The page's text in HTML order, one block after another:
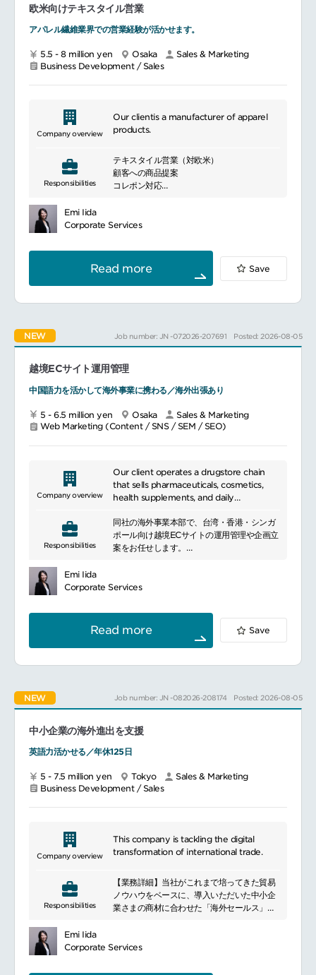
to collaborate with teammates from
around the world to ensure consistency
and accuracy across all regions for any
━━━━━━━━━━━━━━━
■Responsibilities
acquisition, engagement and retention,
as well as effective general marketing
Together with the team, solidify product
positioning, author key messaging, and
help develop marketing campaigns.
Define and successfully implement go-
fellow marketing colleagues and cross-
Management, Business Development,
Operations, Communications, and Legal.
Own and manage the marketing budget
programs.
Collaborate with cross-functional team
cultivate strong working relationships
with project team members, including
regular and reliable attendance and
participation in meetings.
Nurture relationships with key
global alignment on major marketing
Guide the team in a multi-cultural
environment.
Required in-office attendance 3 days a
Thursdays.
━━━━━━━━━━━━━━━#spotlightjob10
欧米向けテキスタイル営業
アパレル繊維業界での営業経験が活かせます。
5.5 - 8 million yen Osaka
Sales & Marketing
Business Development / Sales
Company overview
Our clientis a manufacturer of apparel
products.
Responsibilities
テキスタイル営業（対欧米）
顧客への商品提案
コレポン対応
Emi Iida
Corporate Services
Read more Save
NEW Job number: JN -072026-207691 Posted: 2026-08-05
越境ECサイト運用管理
中国語力を活かして海外事業に携わる／海外出張あり
5 - 6.5 million yen Osaka
Sales & Marketing
Web Marketing (Content / SNS / SEM / SEO)
Company overview
Our client operates a drugstore chain
that sells pharmaceuticals, cosmetics,
health supplements, and daily
Responsibilities
同社の海外事業本部で、台湾・香港・シンガ
ポール向け越境ECサイトの運用管理や企画立
案をお任せします。
屋との連携、SNS広告など多彩な業務に携わ
者候補としてご活躍いただきます。
各越境ECサイト担当者とのやり取り
各越境ECサイトにおける売上管理
海外出張
SNS関連における広告宣伝
Emi Iida
Corporate Services
Read more Save
NEW Job number: JN -082026-208174 Posted: 2026-08-05
中小企業の海外進出を支援
英語力活かせる／年休125日
5 - 7.5 million yen Tokyo
Sales & Marketing
Business Development / Sales
Company overview
This company is tackling the digital
transformation of international trade.
Responsibilities
【業務詳細】当社がこれまで培ってきた貿易
ノウハウをベースに、導入いただいた中小企
業さまの商材に合わせた「海外セールス」と
立案（コンサルティング）
発掘
Emi Iida
Corporate Services